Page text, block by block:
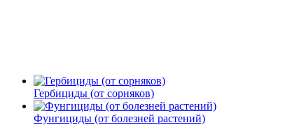
Гербициды (от сорняков)
Фунгициды (от болезней растений)